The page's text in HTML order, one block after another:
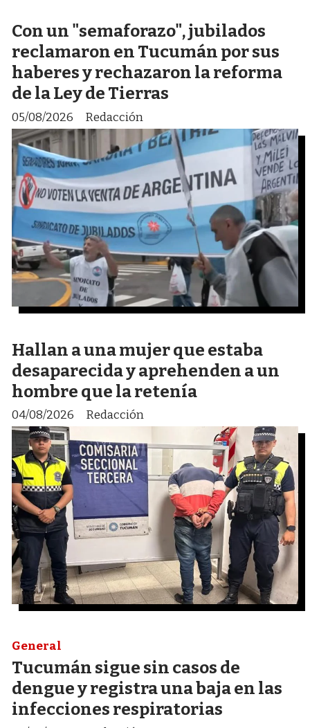
Con un "semaforazo", jubilados
reclamaron en Tucumán por sus
haberes y rechazaron la reforma
de la Ley de Tierras
Redacción
05/08/2026
Hallan a una mujer que estaba
desaparecida y aprehenden a un
hombre que la retenía
Redacción
04/08/2026
Tucumán sigue sin casos de
dengue y registra una baja en las
infecciones respiratorias
General